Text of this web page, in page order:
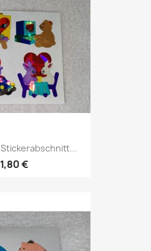
Stickerabschnitt...
1,80 €